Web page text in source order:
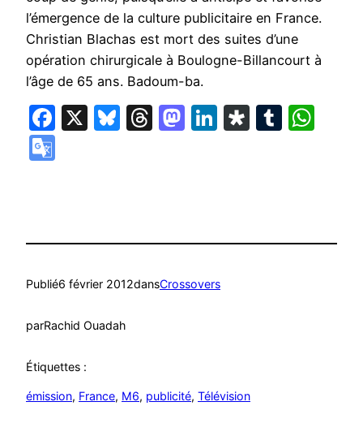
l’émergence de la culture publicitaire en France.
Christian Blachas est mort des suites d’une
opération chirurgicale à Boulogne-Billancourt à
l’âge de 65 ans. Badoum-ba.
Facebook
X Bluesky
Threads
Mastodon
LinkedIn
Diaspora
Publié6 février 2012dansCrossovers
parRachid Ouadah
Étiquettes :
émission, France, M6, publicité, Télévision